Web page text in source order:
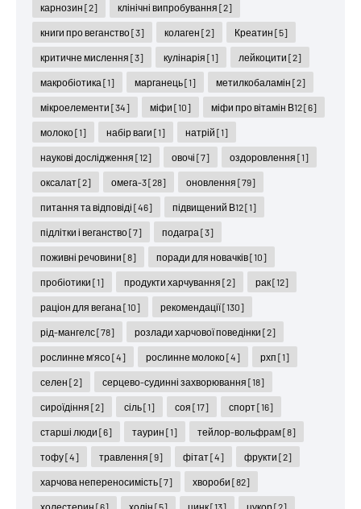
карнозин [2] клінічні випробування [2]
книги про веганство[3] колаген [2] Креатин [5]
критичне мислення [3] кулінарія [1] лейкоцити [2]
макробіотика [1] марганець[1] метилкобаламін [2]
мікроелементи [34] міфи [10] міфи про вітамін В12[6]
молоко[1] набір ваги [1] натрій [1]
наукові дослідження [12] овочі [7] оздоровлення [1]
оксалат[2] омега-3[28] оновлення [79]
питання та відповіді [46] підвищений В12[1]
підлітки і веганство[7] подагра [3]
поживні речовини [8] поради для новачків[10]
пробіотики [1] продукти харчування [2] рак[12]
раціон для вегана [10] рекомендації[130]
рід-мангелс[78] розлади харчової поведінки [2]
рослинне м'ясо[4] рослинне молоко[4] рхп [1]
селен [2] серцево-судинні захворювання [18]
сироїдіння [2] сіль[1] соя [17] спорт[16]
старші люди [6] таурин [1] тейлор-вольфрам[8]
тофу[4] травлення [9] фітат[4] фрукти [2]
харчова непереносимість[7] хвороби [82]
холестерин [6] холін [5] цинк[13] цукор[2]